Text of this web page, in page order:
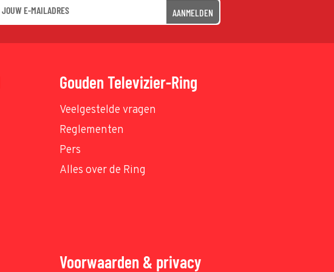
AANMELDEN
Gouden Televizier-Ring
Veelgestelde vragen
Reglementen
Pers
Alles over de Ring
Voorwaarden & privacy